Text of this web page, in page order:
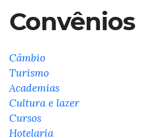
Convênios
Câmbio
Turismo
Academias
Cultura e lazer
Cursos
Hotelaria